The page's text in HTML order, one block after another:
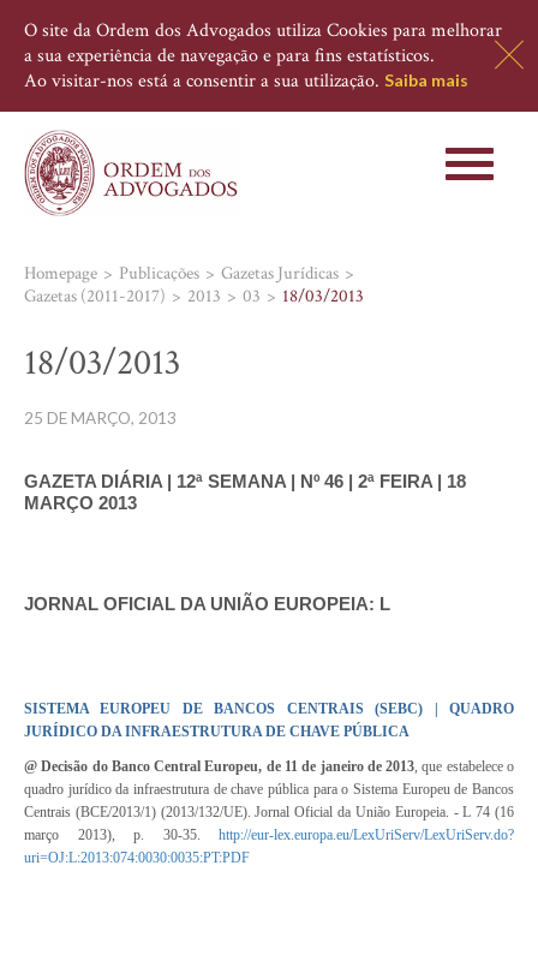
O site da Ordem dos Advogados utiliza Cookies para melhorar
a sua experiência de navegação e para fins estatísticos.
Ao visitar-nos está a consentir a sua utilização. Saiba mais
Toggle
Homepage Publicações
Gazetas Jurídicas
Gazetas (2011-2017)
2013 03 18/03/2013
18/03/2013
25 DE MARÇO, 2013
GAZETA DIÁRIA | 12ª SEMANA | Nº 46 | 2ª FEIRA | 18
MARÇO 2013
JORNAL OFICIAL DA UNIÃO EUROPEIA: L
SISTEMA EUROPEU DE BANCOS CENTRAIS (SEBC) | QUADRO
JURÍDICO DA INFRAESTRUTURA DE CHAVE PÚBLICA
@ Decisão do Banco Central Europeu, de 11 de janeiro de 2013, que estabelece o
quadro jurídico da infraestrutura de chave pública para o Sistema Europeu de Bancos
Centrais (BCE/2013/1) (2013/132/UE). Jornal Oficial da União Europeia. -L 74 (16
março 2013), p. 30-35. http://eur-lex.europa.eu/LexUriServ/LexUriServ.do?
uri=OJ:L:2013:074:0030:0035:PT:PDF